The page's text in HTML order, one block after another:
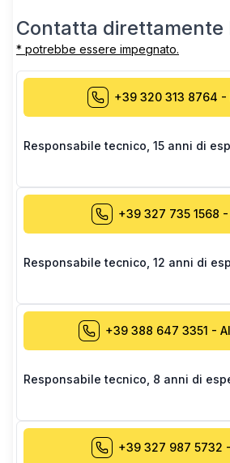
Contatta direttamente
* potrebbe essere impegnato.
+39 320 313 8764 -
Responsabile tecnico 15 anni di
+39 327 735 1568 -
Responsabile tecnico 12 anni di
+39 388 647 3351 -
Responsabile tecnico 8 anni di
+39 327 987 5732 -